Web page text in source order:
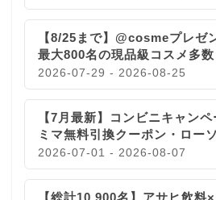
【8/25まで】@cosmeプレゼ
最大800名の現品級コスメ多数
2026-07-29 - 2026-08-25
【7月最新】コンビニキャン
ミマ無料引換クーポン・ロー
2026-07-01 - 2026-08-07
【総計10,900名】アサヒ飲料